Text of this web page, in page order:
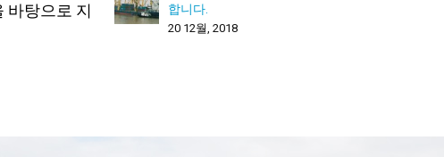
바탕으로 지
합니다.
20 12월, 2018